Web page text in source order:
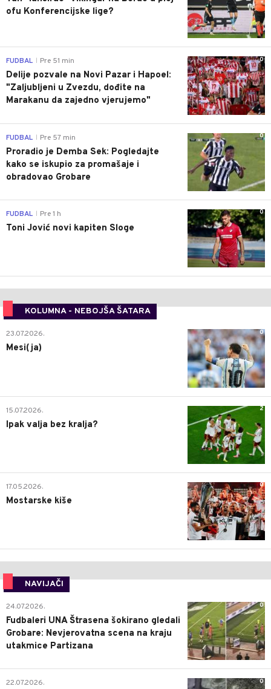
ofu Konferencijske lige?
0
FUDBAL Pre 51 min
Delije pozvale na Novi Pazar i Hapoel:
"Zaljubljeni u Zvezdu, dođite na
Marakanu da zajedno vjerujemo"
0
FUDBAL Pre 57 min
Proradio je Demba Sek: Pogledajte
kako se iskupio za promašaje i
obradovao Grobare
0
FUDBAL Pre 1 h
Toni Jović novi kapiten Sloge
KOLUMNA - NEBOJŠA ŠATARA
0
23.07.2026.
Mesi(ja)
2
15.07.2026.
Ipak valja bez kralja?
0
17.05.2026.
Mostarske kiše
NAVIJAČI
0
24.07.2026.
Fudbaleri UNA Štrasena šokirano gledali
Grobare: Nevjerovatna scena na kraju
utakmice Partizana
0
22.07.2026.